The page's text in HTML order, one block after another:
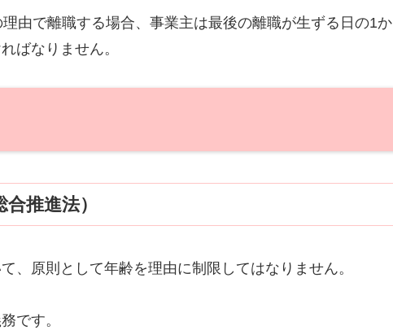
由で離職する場合、事業主は最後の離職が生ずる日の1か
ばなりません。
推進法）
、原則として年齢を理由に制限してはなりません。
です。